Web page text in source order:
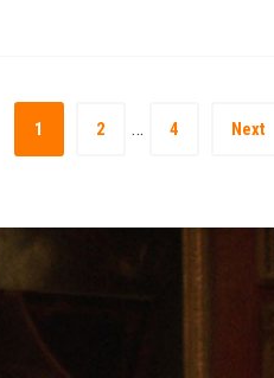
1 2 … 4 Next